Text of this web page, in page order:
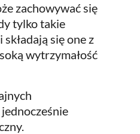
zachowywać się
tylko takie
się one z
wytrzymałość
jednocześnie